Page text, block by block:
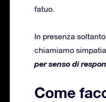
fatuo.
In presenza
chiamiamo
per senso di
Come